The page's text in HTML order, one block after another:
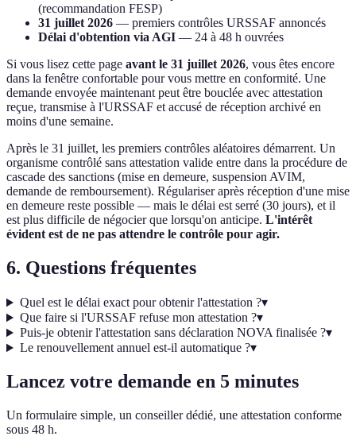
(recommandation FESP)
31 juillet 2026 — premiers contrôles URSSAF annoncés
Délai d'obtention via AGI — 24 à 48 h ouvrées
Si vous lisez cette page avant le 31 juillet 2026, vous êtes encore
dans la fenêtre confortable pour vous mettre en conformité. Une
demande envoyée maintenant peut être bouclée avec attestation
reçue, transmise à l'URSSAF et accusé de réception archivé en
moins d'une semaine.
Après le 31 juillet, les premiers contrôles aléatoires démarrent. Un
organisme contrôlé sans attestation valide entre dans la procédure de
cascade des sanctions (mise en demeure, suspension AVIM,
demande de remboursement). Régulariser après réception d'une mise
en demeure reste possible — mais le délai est serré (30 jours), et il
est plus difficile de négocier que lorsqu'on anticipe. L'intérêt
évident est de ne pas attendre le contrôle pour agir.
6. Questions fréquentes
Quel est le délai exact pour obtenir l'attestation ?▾
Que faire si l'URSSAF refuse mon attestation ?▾
Puis-je obtenir l'attestation sans déclaration NOVA finalisée ?▾
Le renouvellement annuel est-il automatique ?▾
Lancez votre demande en 5 minutes
Un formulaire simple, un conseiller dédié, une attestation conforme
sous 48 h.